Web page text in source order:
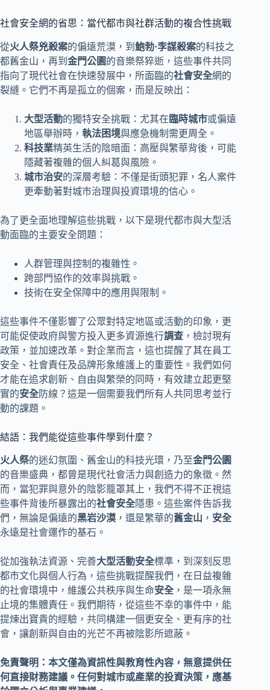
社會安全網的省思：當代都市與社群活動的複合性挑戰
從火人祭兇殺案的偏遠荒漠，到 鮑勃·李謀殺案的科技之
都舊金山，再到 金門公園的音樂祭猝逝，這些事件共同
指向了現代社會在快速發展中，所面臨的社會安全網的
裂縫。它們不再是孤立的個案，而是反映出：
大型活動的獨特安全挑戰：尤其在 臨時城市或偏遠
地區舉辦時， 執法困境與應急機制需更周全。
科技業精英生活的陰暗面：高壓與繁華背後，可能
隱藏著複雜的個人糾葛與風險。
城市治安的深層考驗：不僅是街頭犯罪，名人案件
更牽動著對城市治理與投資環境的信心。
為了更全面地理解這些挑戰，以下是現代都市與大型活
動面臨的主要安全問題：
人群管理與控制的複雜性。
跨部門協作的效率與挑戰。
技術在安全保障中的應用與限制。
這些事件不僅影響了公眾對特定地區或活動的印象，更
可能促使政府與警方投入更多資源進行調查 ，檢討現有
政策，並加速改革。對企業而言，這也提醒了其在員工
安全、社會責任及品牌形象維護上的重要性。我們如何
才能在追求創新、自由與繁榮的同時，有效建立起更堅
實的安全防線？這是一個需要我們所有人共同思考並行
動的課題。
結語：我們能從這些事件學到什麼？
火人祭的迷幻氛圍、舊金山的科技光環，乃至金門公園
的音樂盛典，都曾是現代社會活力與創造力的象徵。然
而，當犯罪與意外的陰影籠罩其上，我們不得不正視這
些事件背後所暴露出的社會安全隱患。這些案件告訴我
們，無論是偏遠的黑岩沙漠 ，還是繁華的舊金山 ， 安全
永遠是社會運作的基石。
從加強執法資源、完善大型活動安全標準，到深刻反思
都市文化與個人行為，這些挑戰提醒我們，在日益複雜
的社會環境中，維護公共秩序與生命安全 ，是一項永無
止境的集體責任。我們期待，從這些不幸的事件中，能
提煉出寶貴的經驗，共同構建一個更安全、更有序的社
會，讓創新與自由的光芒不再被陰影所遮蔽。
免責聲明：本文僅為資訊性與教育性內容，無意提供任
何直接財務建議。任何對城市或產業的投資決策，應基